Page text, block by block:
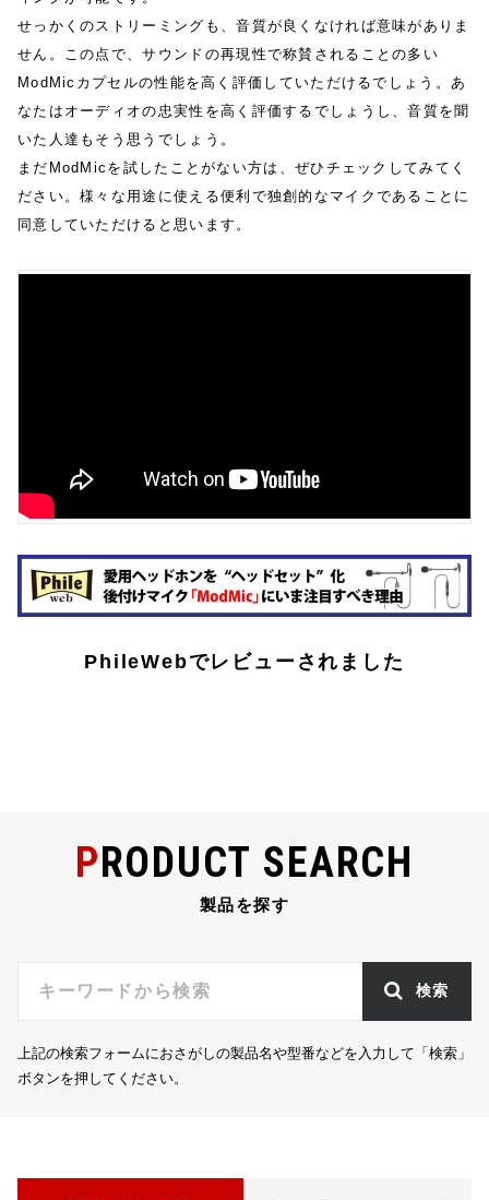
せっかくのストリーミングも、音質が良くなければ意味がありま
せん。この点で、サウンドの再現性で称賛されることの多い
ModMicカプセルの性能を高く評価していただけるでしょう。あ
なたはオーディオの忠実性を高く評価するでしょうし、音質を聞
いた人達もそう思うでしょう。
まだModMicを試したことがない方は、ぜひチェックしてみてく
ださい。様々な用途に使える便利で独創的なマイクであることに
同意していただけると思います。
PhileWebでレビューされました
PRODUCT SEARCH
製品を探す
検索
上記の検索フォームにおさがしの製品名や型番などを入力して「検索」
ボタンを押してください。